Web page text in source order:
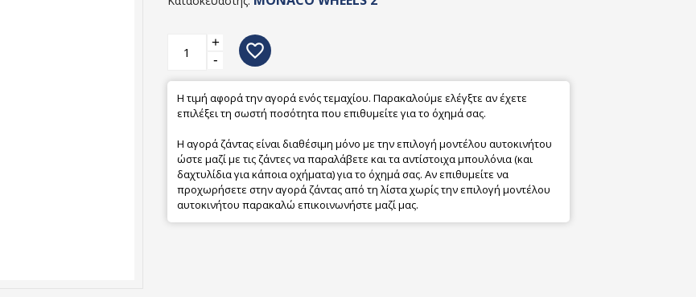
+
-
favorite_border
Η τιμή αφορά την αγορά ενός τεμαχίου. Παρακαλούμε ελέγξτε αν έχετε
επιλέξει τη σωστή ποσότητα που επιθυμείτε για το όχημά σας.
Η αγορά ζάντας είναι διαθέσιμη μόνο με την επιλογή μοντέλου αυτοκινήτου
ώστε μαζί με τις ζάντες να παραλάβετε και τα αντίστοιχα μπουλόνια (και
δαχτυλίδια για κάποια οχήματα) για το όχημά σας. Αν επιθυμείτε να
προχωρήσετε στην αγορά ζάντας από τη λίστα χωρίς την επιλογή μοντέλου
αυτοκινήτου παρακαλώ επικοινωνήστε μαζί μας.